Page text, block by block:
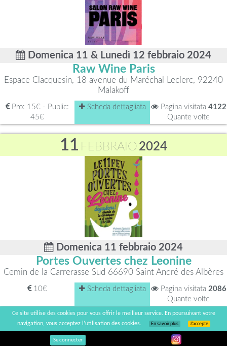
Domenica 11 & Lunedì 12 febbraio 2024
Raw Wine Paris
Espace Clacquesin, 18 avenue du Maréchal Leclerc, 92240
Malakoff
Pro: 15€ - Public:
45€
Scheda dettagliata Pagina visitata 4122
Quante volte
11 FEBBRAIO 2024
Domenica 11 febbraio 2024
Portes Ouvertes chez Leonine
Cemin de la Carrerasse Sud 66690 Saint André des Albères
10€ Scheda dettagliata Pagina visitata 2086
Quante volte
11FEBBRAIO2024
Se connecter
Ce site utilise des cookies pour vous offrir le meilleur service. En poursuivant votre
navigation, vous acceptez l’utilisation des cookies.
En savoir plus J’accepte